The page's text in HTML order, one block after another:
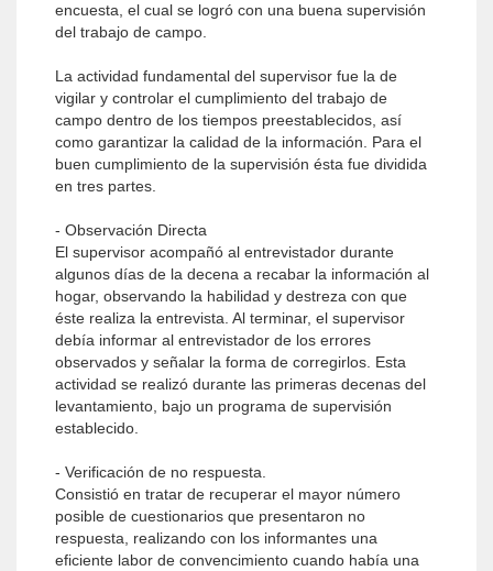
encuesta, el cual se logró con una buena supervisión
del trabajo de campo.
La actividad fundamental del supervisor fue la de
vigilar y controlar el cumplimiento del trabajo de
campo dentro de los tiempos preestablecidos, así
como garantizar la calidad de la información. Para el
buen cumplimiento de la supervisión ésta fue dividida
en tres partes.
- Observación Directa
El supervisor acompañó al entrevistador durante
algunos días de la decena a recabar la información al
hogar, observando la habilidad y destreza con que
éste realiza la entrevista. Al terminar, el supervisor
debía informar al entrevistador de los errores
observados y señalar la forma de corregirlos. Esta
actividad se realizó durante las primeras decenas del
levantamiento, bajo un programa de supervisión
establecido.
- Verificación de no respuesta.
Consistió en tratar de recuperar el mayor número
posible de cuestionarios que presentaron no
respuesta, realizando con los informantes una
eficiente labor de convencimiento cuando había una